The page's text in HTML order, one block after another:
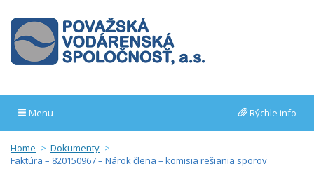
Menu Rýchle info
Home
Dokumenty
Faktúra – 820150967 – Nárok člena – komisia rešiania sporov